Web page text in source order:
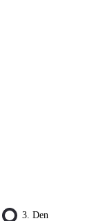
3. Den